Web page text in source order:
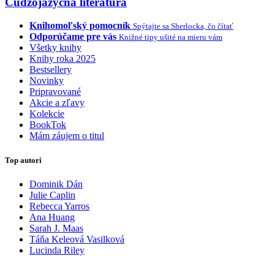
Knihomoľský pomocník Spýtajte sa Sherlocka, čo čítať
Odporúčame pre vás Knižné tipy ušité na mieru vám
Všetky knihy
Knihy roka 2025
Bestsellery
Novinky
Pripravované
Akcie a zľavy
Kolekcie
BookTok
Mám záujem o titul
Top autori
Dominik Dán
Julie Caplin
Rebecca Yarros
Ana Huang
Sarah J. Maas
Táňa Keleová Vasilková
Lucinda Riley